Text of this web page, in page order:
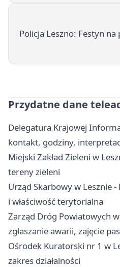
Policja Leszno: Festyn
Przydatne dane
Delegatura Krajowej
kontakt, godziny,
Miejski Zakład Zieleni w
tereny zieleni
Urząd Skarbowy w Lesznie
i właściwość terytorialna
Zarząd Dróg Powiatowych
zgłaszanie awarii, zajęcie
Ośrodek Kuratorski nr 1 w
zakres działalności